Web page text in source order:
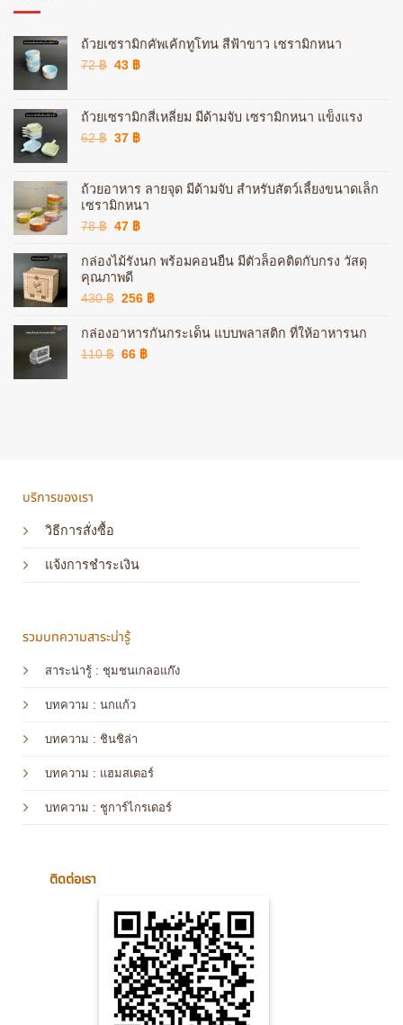
ถ้วยเซรามิกคัพเค้กทูโทน สีฟ้าขาว เซรามิกหนา
72฿ Original
72 ฿.
43 ฿Current
43 ฿.
ถ้วยเซรามิกสี่เหลี่ยม มีด้ามจับ เซรามิกหนา แข็งแรง
62฿ Original
62 ฿.
37 ฿Current
37 ฿.
ถ้วยอาหาร ลายจุด มีด้ามจับ สำหรับสัตว์เลี้ยงขนาดเล็ก
เซรามิกหนา
78฿ Original
was:
78 ฿.
47 ฿Current
is:
กล่องไม้รังนก พร้อมคอนยืน มีตัวล็อคติดกับกรง วัสดุ
คุณภาพดี
430฿ Original
was:
430 ฿.
256 ฿Current
is:
กล่องอาหารกันกระเด็น แบบพลาสติก ที่ให้อาหารนก
110฿ Original
66 ฿Current
บริการของเรา
วิธีการสั่งซื้อ
แจ้งการชำระเงิน
รวมบทความสาระน่ารู้
สาระน่ารู้ : ชุมชนเกลอแก๊ง
บทความ : นกแก้ว
บทความ : ชินชิล่า
บทความ : แฮมสเตอร์
บทความ : ชูการ์ไกรเดอร์
ติดต่อเรา